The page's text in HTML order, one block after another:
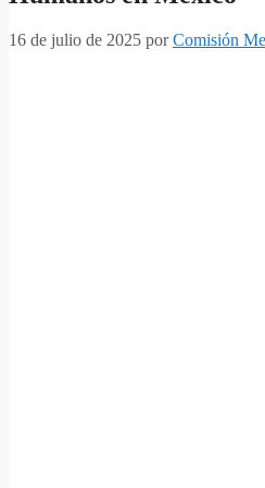
16 de julio de 2025 porComisión